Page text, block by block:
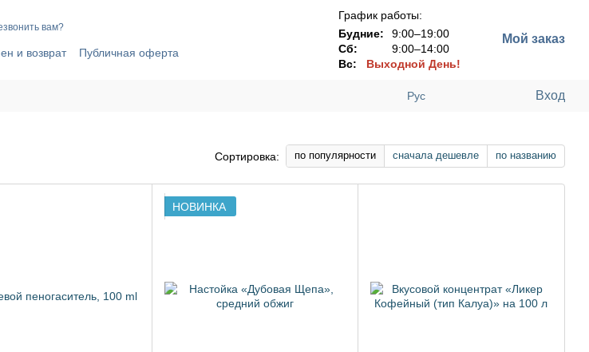
вам?
и возврат
Публичная оферта
График работы:
Будние:
9:00–19:00
Сб:
9:00–14:00
Вс: Выходной День!
Мой заказ
Рус Вход
Сортировка: по популярности сначала дешевле по названию
НОВИНКА